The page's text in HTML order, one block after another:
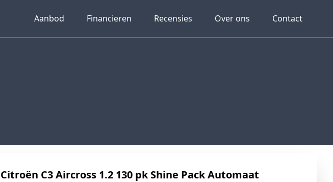
Aanbod Financieren Recensies Over ons Contact
Citroën C3 Aircross 1.2 130 pk Shine Pack Automaat